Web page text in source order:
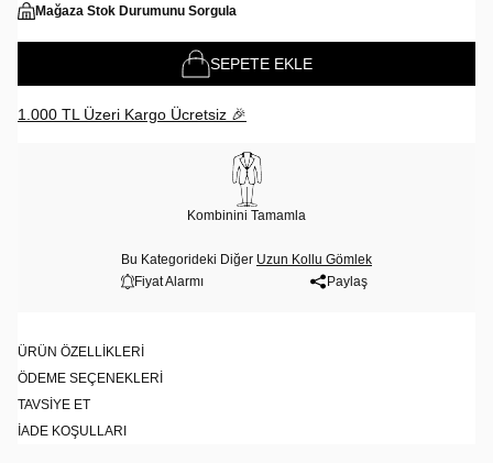
Mağaza Stok Durumunu Sorgula
SEPETE EKLE
1.000 TL Üzeri Kargo Ücretsiz 🎉
Kombinini Tamamla
Bu Kategorideki Diğer Uzun Kollu Gömlek
Fiyat Alarmı
Paylaş
ÜRÜN ÖZELLIKLERI
ÖDEME SEÇENEKLERI
TAVSIYE ET
İADE KOŞULLARI